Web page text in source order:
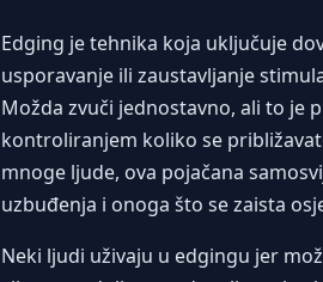
Edging je tehnika koja uključuje
usporavanje ili zaustavljanje
Možda zvuči jednostavno, ali to je
kontroliranjem koliko se
mnoge ljude, ova pojačana
uzbuđenja i onoga što se zaista
Neki ljudi uživaju u edgingu jer